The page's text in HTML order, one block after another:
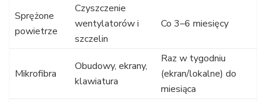
Sprężone
powietrze
Czyszczenie
wentylatorów i
szczelin
Co 3–6 miesięcy
Mikrofibra
Obudowy, ekrany,
klawiatura
Raz w tygodniu
(ekran/lokalne) do
miesiąca